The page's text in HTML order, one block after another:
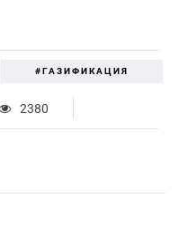
#ГАЗИФИКАЦИЯ
2380